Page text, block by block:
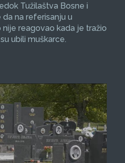
Tužilaštva Bosne i
na referisanju u
reagovao kada je tražio
ubili muškarce.